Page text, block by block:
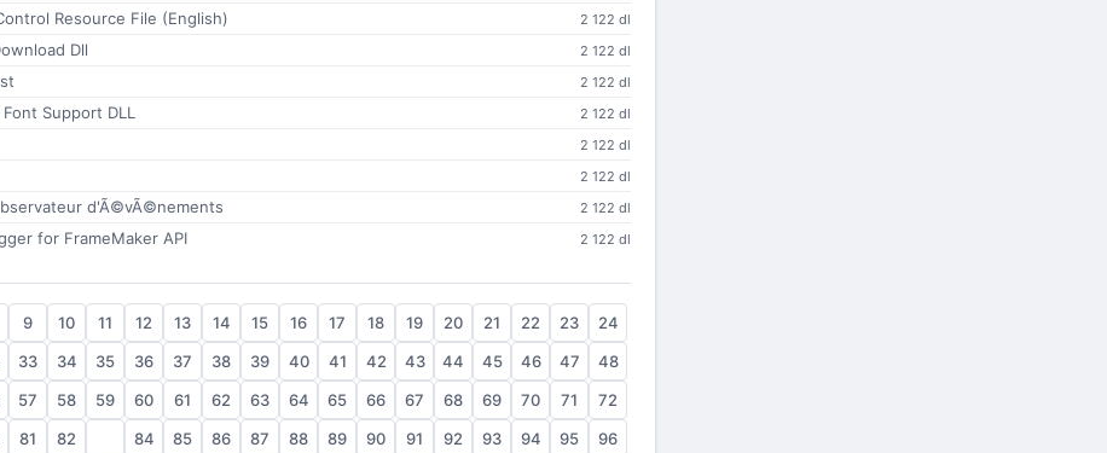
Resource File (English) 2 122 dl
Dll 2 122 dl
2 122 dl
Support DLL 2 122 dl
2 122 dl
2 122 dl
d'Ã©vÃ©nements 2 122 dl
for FrameMaker API 2 122 dl
9 10 11 12 13 14 15 16 17 18 19 20 21 22 23
24
33 34 35 36 37 38 39 40 41 42 43 44 45 46 47
48
57 58 59 60 61 62 63 64 65 66 67 68 69 70 71
72
81 82 84 85 86 87 88 89 90 91 92 93 94 95
96